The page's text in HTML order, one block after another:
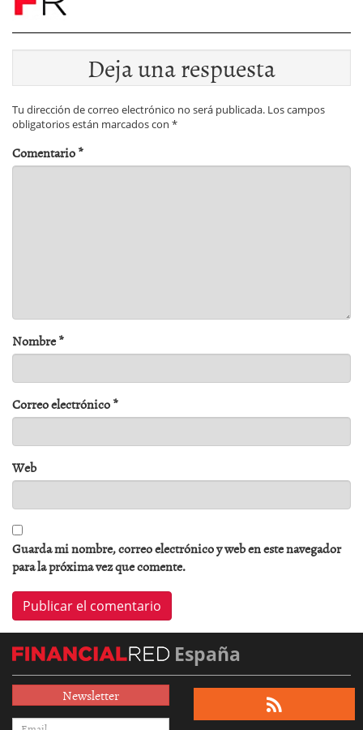
Deja una respuesta
Tu dirección de correo electrónico no será publicada. Los campos
obligatorios están marcados con *
Comentario*
Nombre*
Correo electrónico*
Web
Guarda mi nombre, correo electrónico y web en este navegador
para la próxima vez que comente.
España
Newsletter